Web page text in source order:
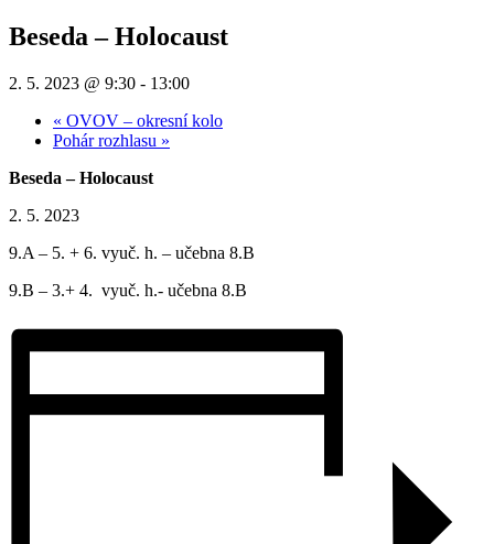
Beseda – Holocaust
2. 5. 2023 @ 9:30 - 13:00
« OVOV – okresní kolo
Pohár rozhlasu »
Beseda – Holocaust
2. 5. 2023
9.A – 5. + 6. vyuč. h. – učebna 8.B
9.B – 3.+ 4. vyuč. h.- učebna 8.B